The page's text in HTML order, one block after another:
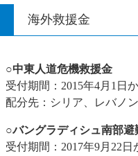
海外救援金
○中東人道危機救援金
受付期間：2015年4月1日
配分先：シリア、レバノ
○バングラディシュ南部避
受付期間：2017年9月22日